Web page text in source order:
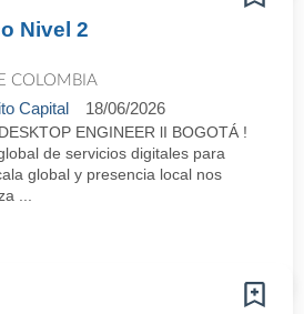
Nivel 2
COLOMBIA
Capital 18/06/2026
ENGINEER lI BOGOTÁ !
de servicios digitales para
global y presencia local nos
...